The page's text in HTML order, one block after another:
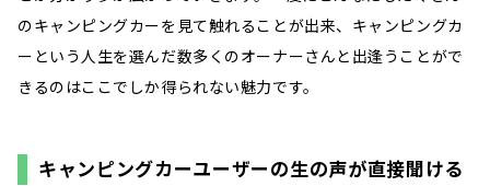
のキャンピングカーを見て触れることが出来、キャンピングカ
ーという人生を選んだ数多くのオーナーさんと出逢うことがで
きるのはここでしか得られない魅力です。
キャンピングカーユーザーの生の声が直接聞ける